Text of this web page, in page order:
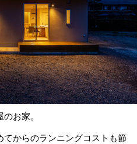
お家。
からのランニングコストも節